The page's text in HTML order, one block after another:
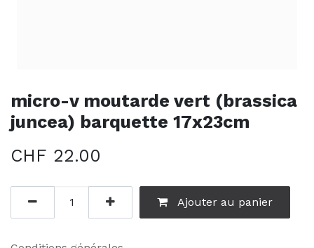
micro-v moutarde vert (brassica
juncea) barquette 17x23cm
CHF 22.00
Ajouter au panier